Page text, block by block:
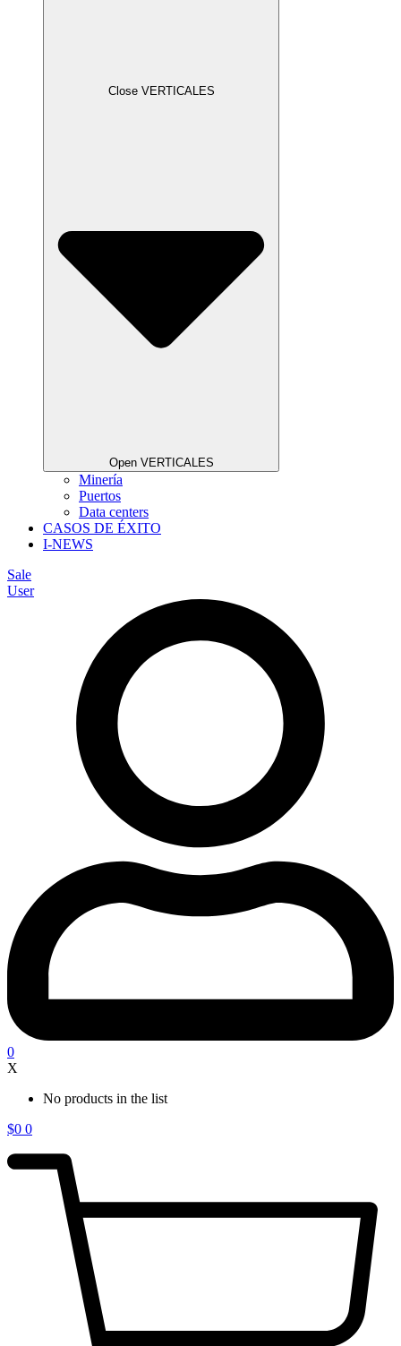
Close VERTICALES
Open VERTICALES
Minería
Puertos
Data centers
CASOS DE ÉXITO
I-NEWS
Sale
User
0
X
No products in the list
$0 0